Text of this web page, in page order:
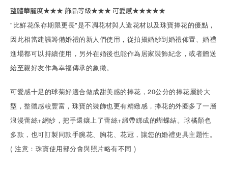
整體華麗度★★★ 飾品等級★★★ 可愛感★★★★★
"比鮮花保存期限更長"是不凋花材與人造花材以及珠寶捧花的優點，
因此相當建議籌備婚禮的新人們使用，從拍攝婚紗到婚禮佈置、婚禮
進場都可以持續使用，另外在婚後也能作為居家裝飾紀念，或者贈送
給至親好友作為幸福傳承的象徵。
可愛感十足的球菊好適合做成甜美感的捧花，20公分的捧花屬於大
型，整體感較豐富，珠寶的裝飾也更有精緻感，捧花的外圈多了一層
浪漫蕾絲+網紗，把手還鑲上了蕾絲+緞帶綁成的蝴蝶結。球橘顏色
多款，也可訂製同款手腕花、胸花、花冠，讓您的婚禮更具主題性。
( 注意：珠寶使用部分會與照片略有不同 )